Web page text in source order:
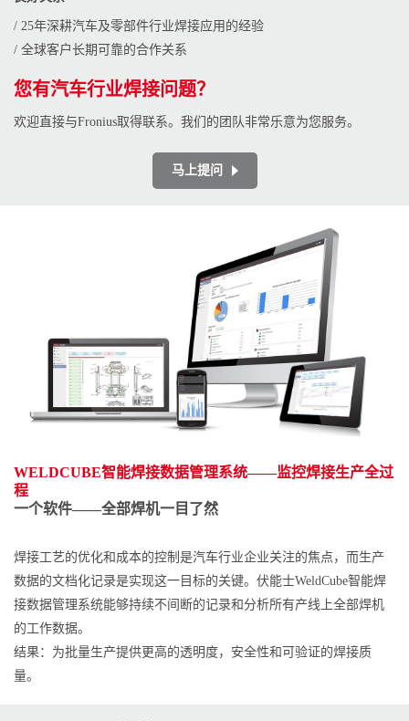
/ 25年深耕汽车及零部件行业焊接应用的经验
/ 全球客户长期可靠的合作关系
您有汽车行业焊接问题？
欢迎直接与Fronius取得联系。我们的团队非常乐意为您服务。
马上提问
WELDCUBE智能焊接数据管理系统——监控焊接生产全过
程
一个软件——全部焊机一目了然
焊接工艺的优化和成本的控制是汽车行业企业关注的焦点，而生产
数据的文档化记录是实现这一目标的关键。伏能士WeldCube智能焊
接数据管理系统能够持续不间断的记录和分析所有产线上全部焊机
的工作数据。
结果：为批量生产提供更高的透明度，安全性和可验证的焊接质
量。